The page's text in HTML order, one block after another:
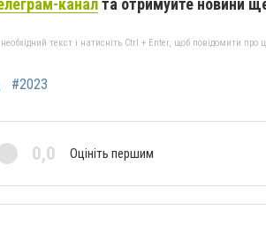
каналта отримуйте новини
текст і натисніть Ctrl + Enter, щоб повідомити про
#2023
0,0 Оцініть першим